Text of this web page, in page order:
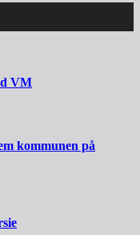
VM
kommunen på